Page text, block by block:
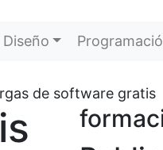
Diseño
de software gratis